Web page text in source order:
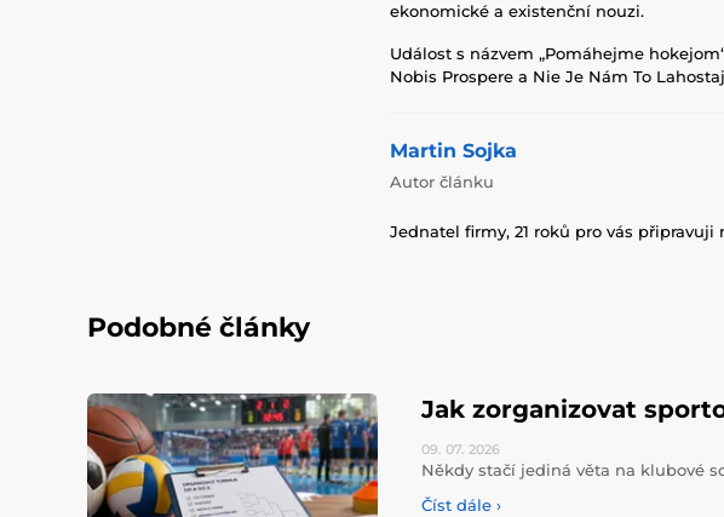
ekonomické a existenční nouzi.
Událost s názvem „Pomáhejme
Nobis Prospere a Nie Je Nám To
Martin Sojka
Autor článku
Jednatel firmy, 21 roků pro vás
Podobné články
Jak zorganizovat
09. 07. 2026
Někdy stačí jediná věta na klubové
Číst dále ›